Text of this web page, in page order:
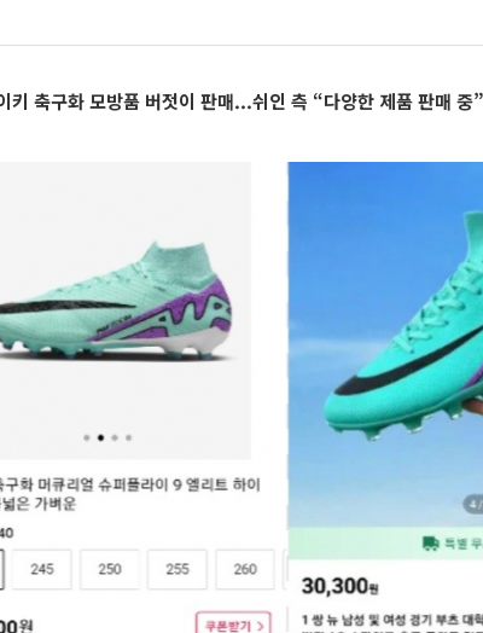
키 축구화 모방품 버젓이 판매...쉬인 측 “다양한 제품 판매 중”